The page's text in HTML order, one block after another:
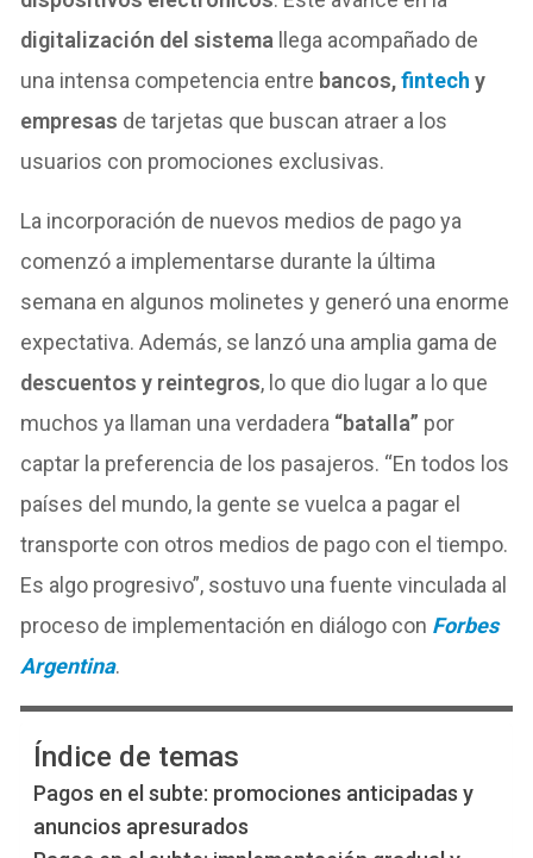
digitalización del sistema llega acompañado de
una intensa competencia entre bancos,fintech y
empresas de tarjetas que buscan atraer a los
usuarios con promociones exclusivas.
La incorporación de nuevos medios de pago ya
comenzó a implementarse durante la última
semana en algunos molinetes y generó una enorme
expectativa. Además, se lanzó una amplia gama de
descuentos y reintegros, lo que dio lugar a lo que
muchos ya llaman una verdadera “batalla” por
captar la preferencia de los pasajeros. “En todos los
países del mundo, la gente se vuelca a pagar el
transporte con otros medios de pago con el tiempo.
Es algo progresivo”, sostuvo una fuente vinculada al
proceso de implementación en diálogo con Forbes
Argentina.
Índice de temas
Pagos en el subte: promociones anticipadas y
anuncios apresurados